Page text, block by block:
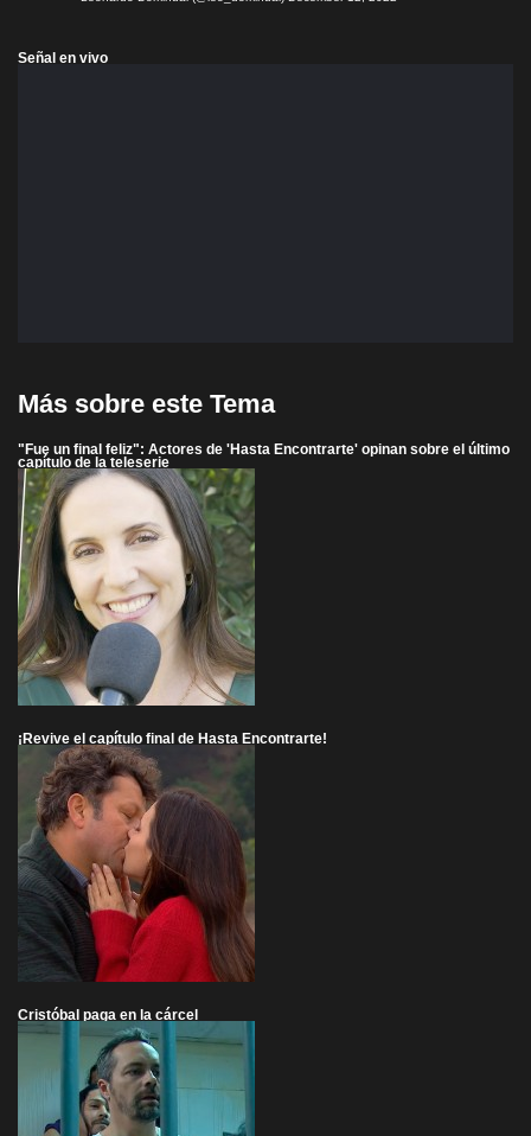
Señal en vivo
Más sobre este Tema
"Fue un final feliz": Actores de 'Hasta Encontrarte' opinan sobre el último
capítulo de la teleserie
¡Revive el capítulo final de Hasta Encontrarte!
Cristóbal paga en la cárcel